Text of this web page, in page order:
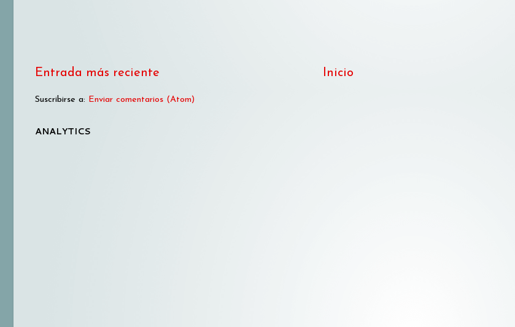
Entrada más reciente Inicio
Suscribirse a: Enviar comentarios (Atom)
ANALYTICS